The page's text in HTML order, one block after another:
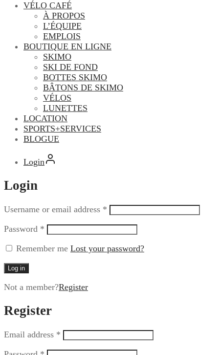
VÉLO CAFÉ
À PROPOS
L’ÉQUIPE
EMPLOIS
BOUTIQUE EN LIGNE
SKIMO
SKI DE FOND
BOTTES SKIMO
BÂTONS DE SKIMO
VÉLOS
LUNETTES
LOCATION
SPORTS+SERVICES
BLOGUE
Login
Login
Username or email address *
Password *
Remember me Lost your password?
Log in
Not a member?Register
Register
Email address *